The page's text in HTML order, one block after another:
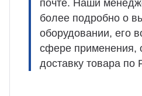
почте. Наши
более подробно о
оборудовании, его
сфере применения,
доставку товара по